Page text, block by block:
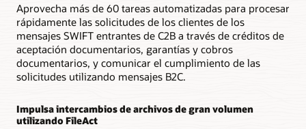
Aprovecha más de 60 tareas automatizadas para procesar
rápidamente las solicitudes de los clientes de los
mensajes SWIFT entrantes de C2B a través de créditos de
aceptación documentarios, garantías y cobros
documentarios, y comunicar el cumplimiento de las
solicitudes utilizando mensajes B2C.
Impulsa intercambios de archivos de gran volumen
utilizando FileAct